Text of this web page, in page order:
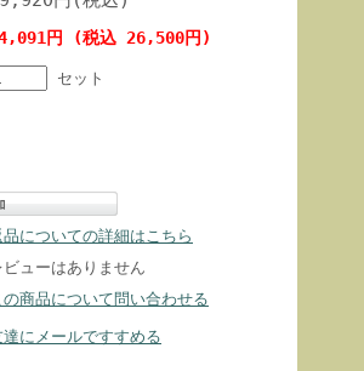
円 (税込 26,500円)
セット
品についての詳細はこちら
ビューはありません
の商品について問い合わせる
達にメールですすめる